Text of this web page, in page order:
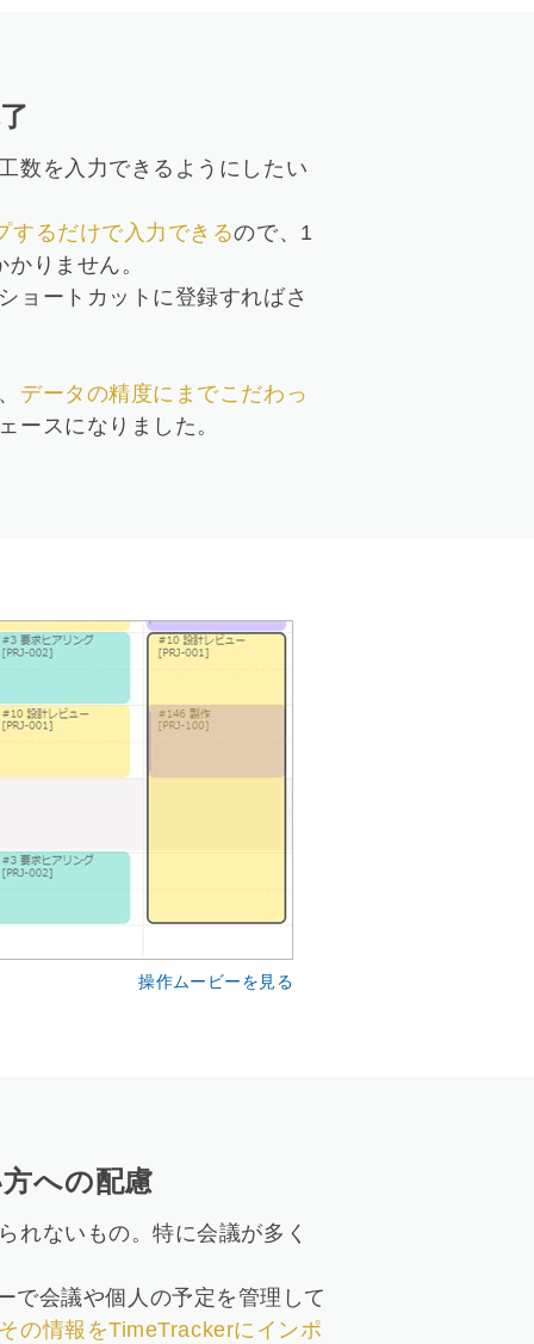
数を入力できるようにしたい
するだけで入力できるので、1
りません。
ョートカットに登録すればさ
データの精度にまでこだわっ
ースになりました。
操作ムービーを見る
への配慮
れないもの。特に会議が多く
で会議や個人の予定を管理して
の情報をTimeTrackerにインポ